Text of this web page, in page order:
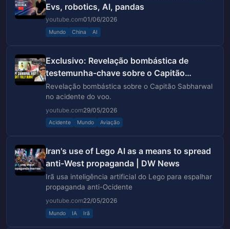
Evs, robotics, AI, pandas
youtube.com01/06/2026
Mundo China AI
Exclusivo: Revelação bombástica de
testemunha-chave sobre o Capitão
Sabharwal no acidente do voo ...
Revelação bombástica sobre o Capitão Sabharwal
no acidente do voo.
youtube.com29/05/2026
Acidente Mundo Aviação
Iran's use of Lego AI as a means to spread
anti-West propaganda | DW News
Irã usa inteligência artificial do Lego para espalhar
propaganda anti-Ocidente
youtube.com22/05/2026
Mundo IA Irã